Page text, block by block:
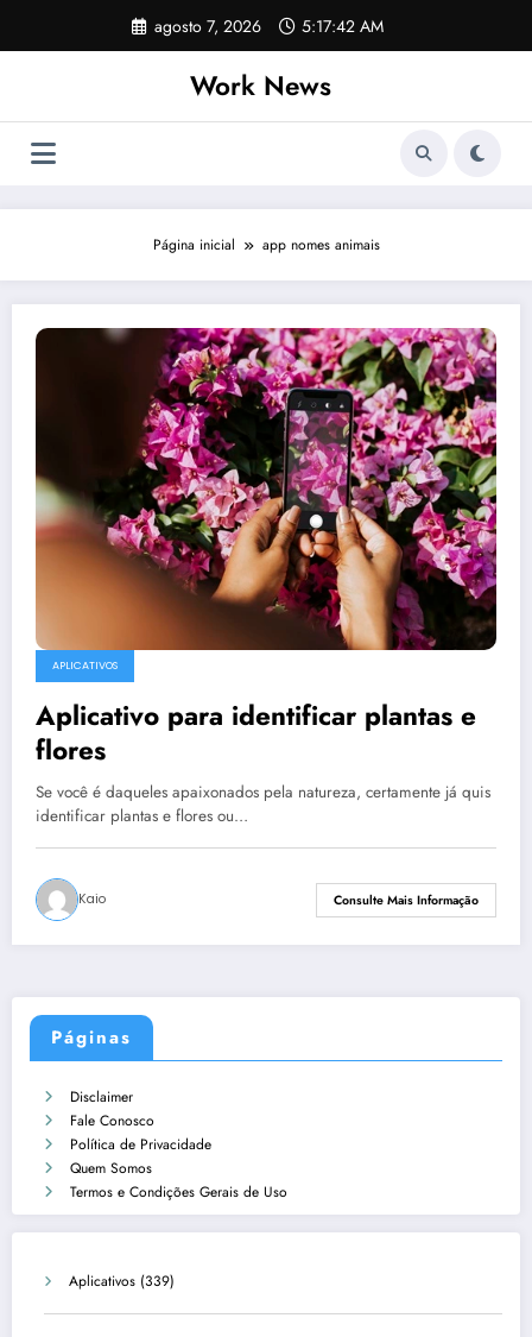
o
agosto 7, 2026 5:17:42 AM
Work News
Página inicial app nomes animais
APLICATIVOS
Aplicativo para identificar plantas e
flores
Se você é daqueles apaixonados pela natureza, certamente já quis
identificar plantas e flores ou…
Kaio Consulte Mais Informação
Páginas
Disclaimer
Fale Conosco
Política de Privacidade
Quem Somos
Termos e Condições Gerais de Uso
Aplicativos (339)